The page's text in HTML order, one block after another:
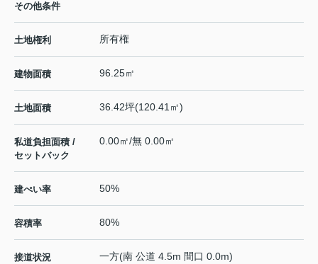
その他条件
土地権利 所有権
建物面積 96.25㎡
土地面積 36.42坪(120.41㎡)
私道負担面積 /
セットバック
0.00㎡/無 0.00㎡
建ぺい率 50%
容積率 80%
接道状況 一方(南 公道 4.5m 間口 0.0m)